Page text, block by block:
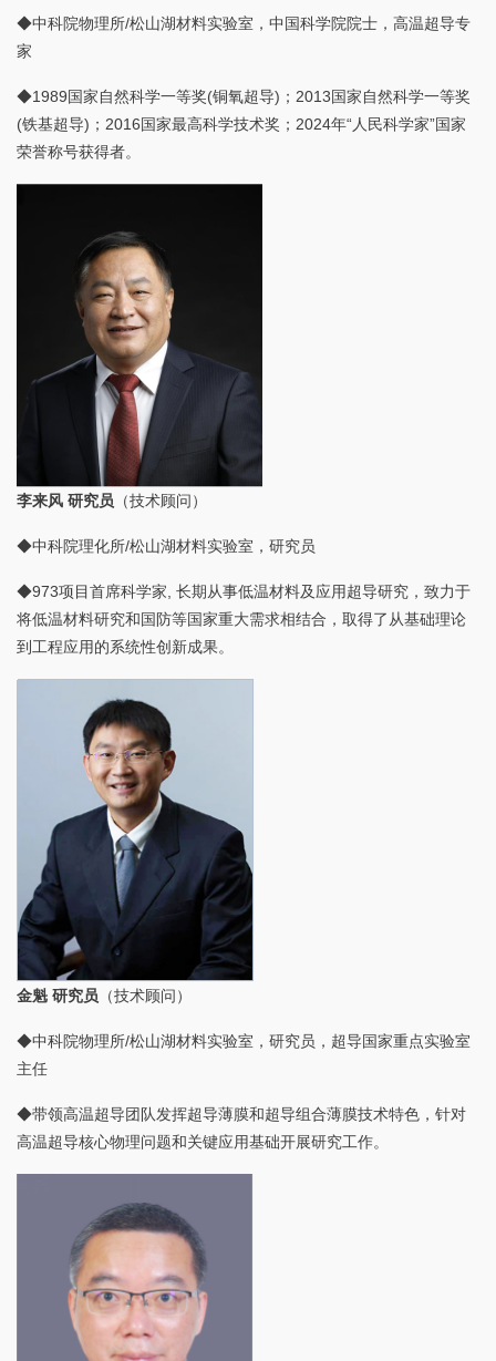
◆中科院物理所/松山湖材料实验室，中国科学院院士，高温超导专
家
◆1989国家自然科学一等奖(铜氧超导)；2013国家自然科学一等奖
(铁基超导)；2016国家最高科学技术奖；2024年“人民科学家”国家
荣誉称号获得者。
李来风 研究员 （技术顾问）
◆中科院理化所/松山湖材料实验室，研究员
◆973项目首席科学家, 长期从事低温材料及应用超导研究，致力于
将低温材料研究和国防等国家重大需求相结合，取得了从基础理论
到工程应用的系统性创新成果。
金魁 研究员 （技术顾问）
◆中科院物理所/松山湖材料实验室，研究员，超导国家重点实验室
主任
◆带领高温超导团队发挥超导薄膜和超导组合薄膜技术特色，针对
高温超导核心物理问题和关键应用基础开展研究工作。